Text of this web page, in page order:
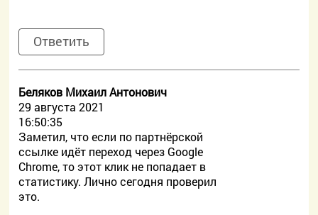
Ответить
Беляков Михаил Антонович
29 августа 2021
16:50:35
Заметил, что если по партнёрской
ссылке идёт переход через Google
Chrome, то этот клик не попадает в
статистику. Лично сегодня проверил
это.